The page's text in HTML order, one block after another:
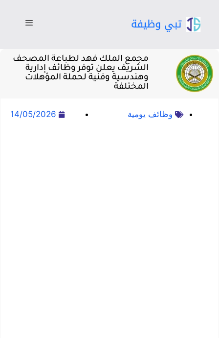
مجمع الملك فهد لطباعة المصحف
الشريف يعلن توفر وظائف إدارية
وهندسية وفنية لحملة المؤهلات
المختلفة
وظائف يومية 14/05/2026